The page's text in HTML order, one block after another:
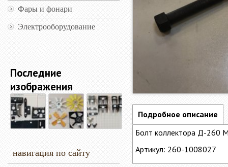
Фары и фонари
Электрооборудование
Последние
изображения
навигация по сайту
Подробное описание
Болт коллектора Д-260
Артикул: 260-1008027